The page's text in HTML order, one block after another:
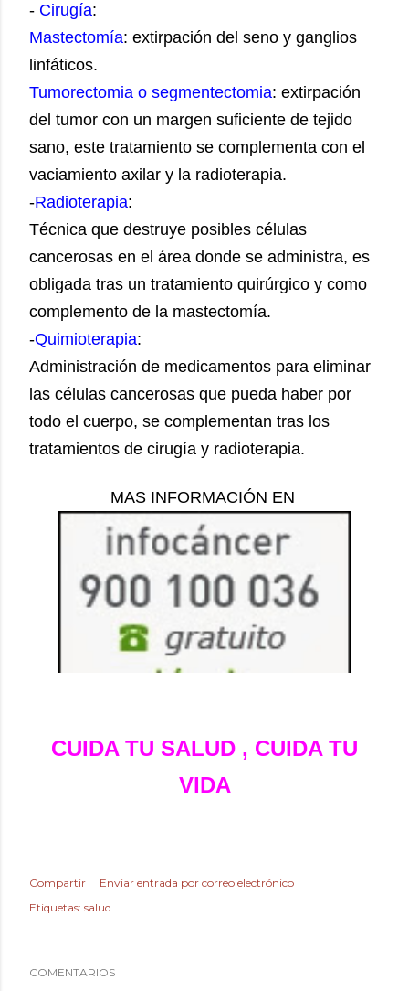
- Cirugía:
Mastectomía: extirpación del seno y ganglios
linfáticos.
Tumorectomia o segmentectomia: extirpación
del tumor con un margen suficiente de tejido
sano, este tratamiento se complementa con el
vaciamiento axilar y la radioterapia.
-Radioterapia:
Técnica que destruye posibles células
cancerosas en el área donde se administra, es
obligada tras un tratamiento quirúrgico y como
complemento de la mastectomía.
-Quimioterapia:
Administración de medicamentos para eliminar
las células cancerosas que pueda haber por
todo el cuerpo, se complementan tras los
tratamientos de cirugía y radioterapia.
MAS INFORMACIÓN EN
CUIDA TU SALUD , CUIDA TU
VIDA
Compartir
Enviar entrada por correo electrónico
Etiquetas: salud
COMENTARIOS